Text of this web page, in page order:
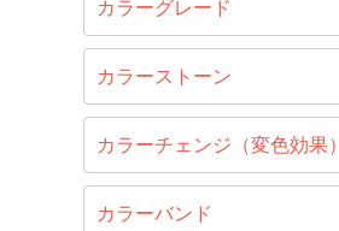
カラーグレード
カラーストーン
カラーチェンジ（変色効果）
カラーバンド